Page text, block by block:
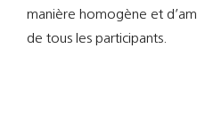
manière homogène et
de tous les participants.